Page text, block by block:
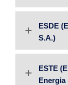
ESDE
S.A.)
ESTE
Energia